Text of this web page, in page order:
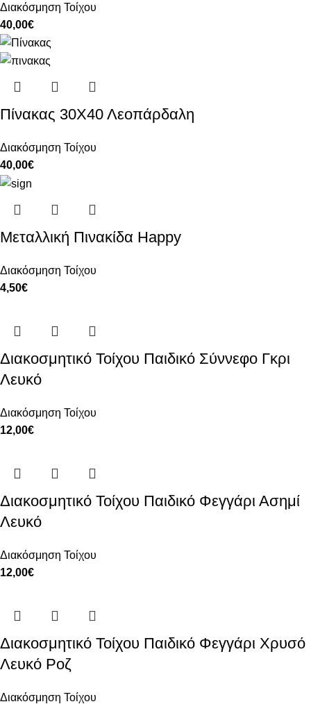
Διακόσμηση Τοίχου
40,00€
Πίνακας 30Χ40 Λεοπάρδαλη
Διακόσμηση Τοίχου
40,00€
Μεταλλική Πινακίδα Happy
Διακόσμηση Τοίχου
4,50€
Διακοσμητικό Τοίχου Παιδικό Σύννεφο Γκρι
Λευκό
Διακόσμηση Τοίχου
12,00€
Διακοσμητικό Τοίχου Παιδικό Φεγγάρι Ασημί
Λευκό
Διακόσμηση Τοίχου
12,00€
Διακοσμητικό Τοίχου Παιδικό Φεγγάρι Χρυσό
Λευκό Ροζ
Διακόσμηση Τοίχου